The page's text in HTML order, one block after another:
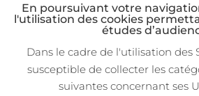
Copyright 2022
En poursuivant votre
l'utilisation des cookies
études
Dans le cadre de l'utilisation des
susceptible de collecter les
suivantes concernant ses